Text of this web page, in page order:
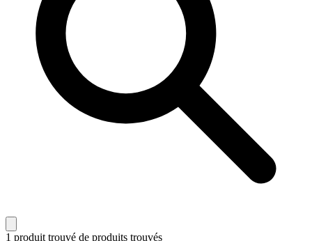
1 produit trouvé de produits trouvés